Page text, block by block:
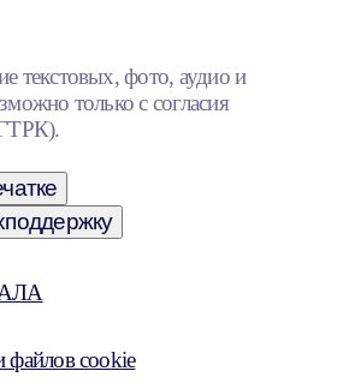
текстовых, фото, аудио и
только с согласия
файлов cookie